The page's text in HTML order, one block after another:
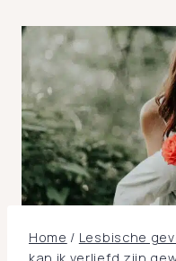
Home / Lesbische